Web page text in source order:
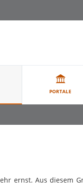
PORTALE
ernst. Aus diesem